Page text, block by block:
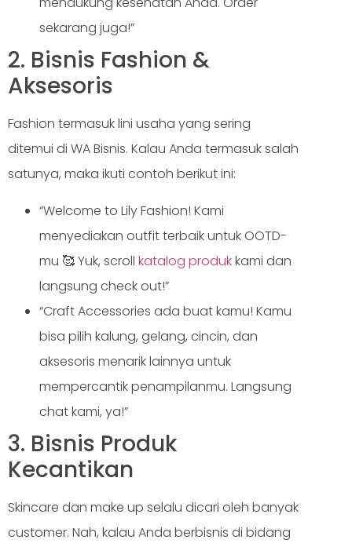
sekarang juga!”
2. Bisnis Fashion &
Aksesoris
Fashion termasuk lini usaha yang sering
ditemui di WA Bisnis. Kalau Anda termasuk salah
satunya, maka ikuti contoh berikut ini:
“Welcome to Lily Fashion! Kami
menyediakan outfit terbaik untuk OOTD-
mu 🥰 Yuk, scroll katalog produkkami dan
langsung check out!”
“Craft Accessories ada buat kamu! Kamu
bisa pilih kalung, gelang, cincin, dan
aksesoris menarik lainnya untuk
mempercantik penampilanmu. Langsung
chat kami, ya!”
3. Bisnis Produk
Kecantikan
Skincare dan make up selalu dicari oleh banyak
customer. Nah, kalau Anda berbisnis di bidang